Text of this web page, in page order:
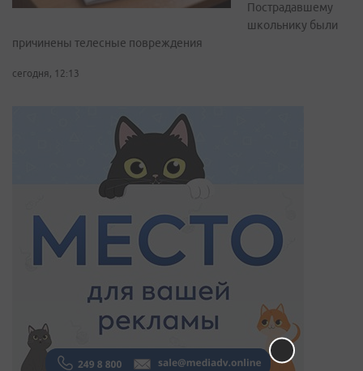
Пострадавшему
школьнику были
причинены телесные повреждения
сегодня, 12:13